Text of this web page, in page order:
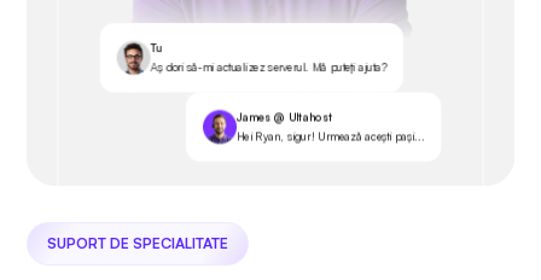
Tu
Aș dori să-mi actualizez serverul. Mă puteți ajuta?
James @ Ultahost
Hei Ryan, sigur! Urmează acești pași...
SUPORT DE SPECIALITATE